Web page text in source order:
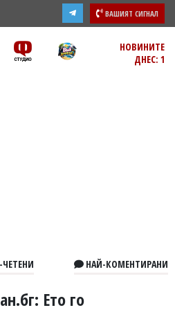
ВАШИЯТ СИГНАЛ
НОВИНИТЕ
ДНЕС: 1
НАЙ-КОМЕНТИРАНИ
Ето го